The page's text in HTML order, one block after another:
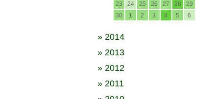
23
24 25 26 27 28
29
30
1 2 3 4 5 6
» 2014
» 2013
» 2012
» 2011